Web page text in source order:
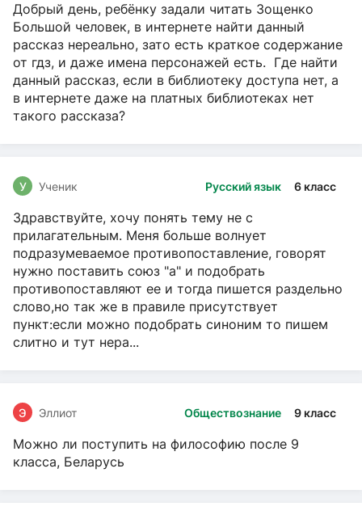
Добрый день, ребёнку задали читать Зощенко
Большой человек, в интернете найти данный
рассказ нереально, зато есть краткое содержание
от гдз, и даже имена персонажей есть. Где найти
данный рассказ, если в библиотеку доступа нет, а
в интернете даже на платных библиотеках нет
такого рассказа?
Русский язык 6 класс
У Ученик
Здравствуйте, хочу понять тему не с
прилагательным. Меня больше волнует
подразумеваемое противопоставление, говорят
нужно поставить союз "а" и подобрать
противопоставляют ее и тогда пишется раздельно
слово,но так же в правиле присутствует
пункт:если можно подобрать синоним то пишем
слитно и тут нера...
Обществознание 9 класс
Э Эллиот
Можно ли поступить на философию после 9
класса, Беларусь